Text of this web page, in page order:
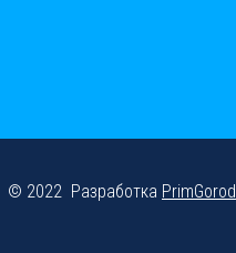
© 2022 Разработка PrimGorod